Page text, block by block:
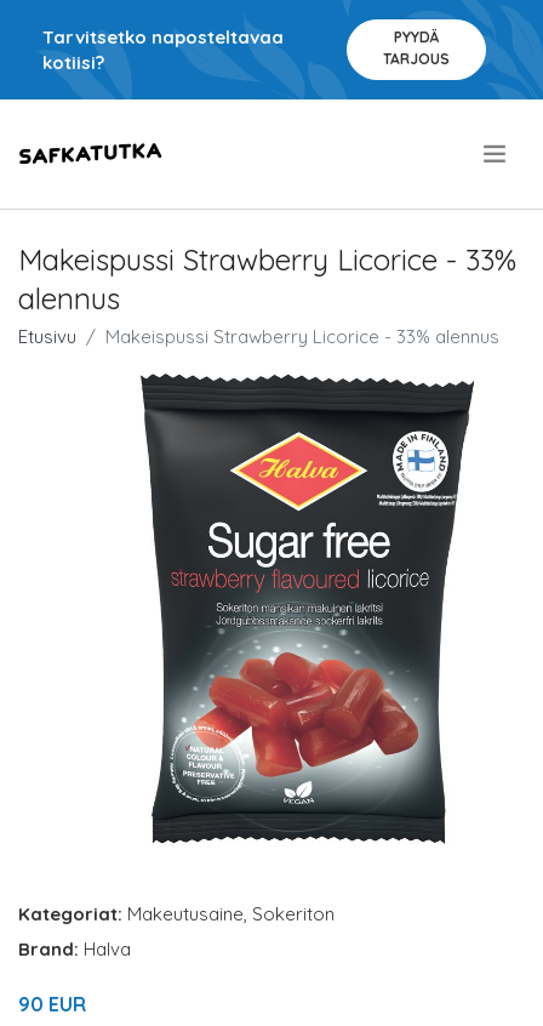
Tarvitsetko naposteltavaa
kotiisi?
PYYDÄ
TARJOUS
Makeispussi Strawberry Licorice - 33%
alennus
Etusivu Makeispussi Strawberry Licorice - 33% alennus
Kategoriat: Makeutusaine, Sokeriton
Brand: Halva
90 EUR